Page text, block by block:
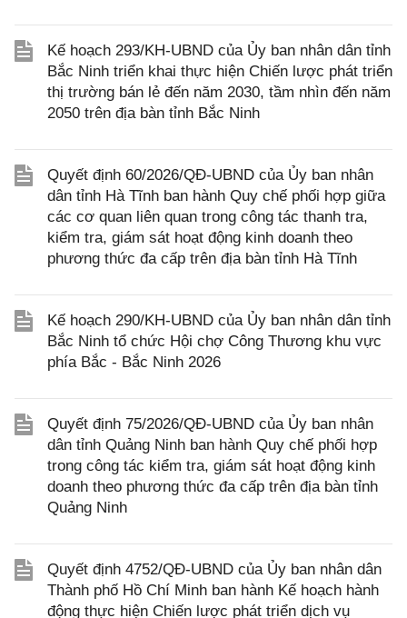
Kế hoạch 293/KH-UBND của Ủy ban nhân dân tỉnh
Bắc Ninh triển khai thực hiện Chiến lược phát triển
thị trường bán lẻ đến năm 2030, tầm nhìn đến năm
2050 trên địa bàn tỉnh Bắc Ninh
Quyết định 60/2026/QĐ-UBND của Ủy ban nhân
dân tỉnh Hà Tĩnh ban hành Quy chế phối hợp giữa
các cơ quan liên quan trong công tác thanh tra,
kiểm tra, giám sát hoạt động kinh doanh theo
phương thức đa cấp trên địa bàn tỉnh Hà Tĩnh
Kế hoạch 290/KH-UBND của Ủy ban nhân dân tỉnh
Bắc Ninh tổ chức Hội chợ Công Thương khu vực
phía Bắc - Bắc Ninh 2026
Quyết định 75/2026/QĐ-UBND của Ủy ban nhân
dân tỉnh Quảng Ninh ban hành Quy chế phối hợp
trong công tác kiểm tra, giám sát hoạt động kinh
doanh theo phương thức đa cấp trên địa bàn tỉnh
Quảng Ninh
Quyết định 4752/QĐ-UBND của Ủy ban nhân dân
Thành phố Hồ Chí Minh ban hành Kế hoạch hành
động thực hiện Chiến lược phát triển dịch vụ